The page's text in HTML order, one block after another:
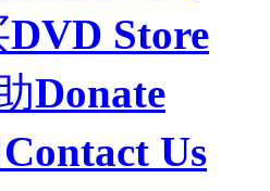
DVD Store
Donate
Contact Us